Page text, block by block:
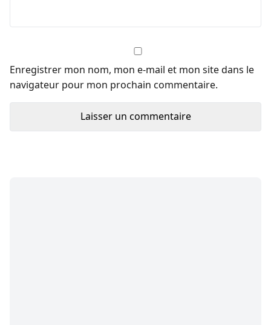
Enregistrer mon nom, mon e-mail et mon site dans le
navigateur pour mon prochain commentaire.